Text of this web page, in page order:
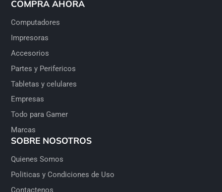
COMPRA AHORA
Computadores
Impresoras
Accesorios
Partes y Perifericos
Tabletas y celulares
Empresas
Todo para Gamer
Marcas
SOBRE NOSOTROS
Quienes Somos
Politicas y Condiciones de Uso
Contactenos